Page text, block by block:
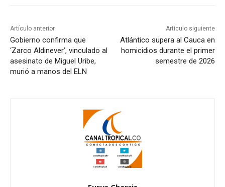
Artículo anterior
Gobierno confirma que
‘Zarco Aldinever’, vinculado al
asesinato de Miguel Uribe,
murió a manos del ELN
Artículo siguiente
Atlántico supera al Cauca en
homicidios durante el primer
semestre de 2026